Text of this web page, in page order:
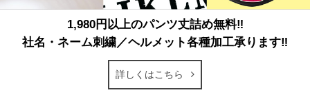
1,980円以上のパンツ丈詰め無料‼
社名・ネーム刺繍／ヘルメット各種加工承ります‼
詳しくはこちら